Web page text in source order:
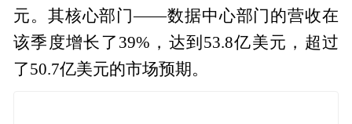
元。其核心部门——数据中心部门的营收在
该季度增长了39%，达到53.8亿美元，超过
了50.7亿美元的市场预期。